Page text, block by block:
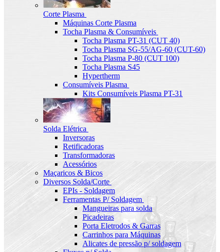
Corte Plasma
Máquinas Corte Plasma
Tocha Plasma & Consumíveis
Tocha Plasma PT-31 (CUT 40)
Tocha Plasma SG-55/AG-60 (CUT-60)
Tocha Plasma P-80 (CUT 100)
Tocha Plasma S45
Hypertherm
Consumíveis Plasma
Kits Consumíveis Plasma PT-31
Solda Elétrica
Inversoras
Retificadoras
Transformadoras
Acessórios
Maçaricos & Bicos
Diversos Solda/Corte
EPIs - Soldagem
Ferramentas P/ Soldagem
Mangueiras para solda
Picadeiras
Porta Eletrodos & Garras
Carrinhos para Máquinas
Alicates de pressão p/ soldagem